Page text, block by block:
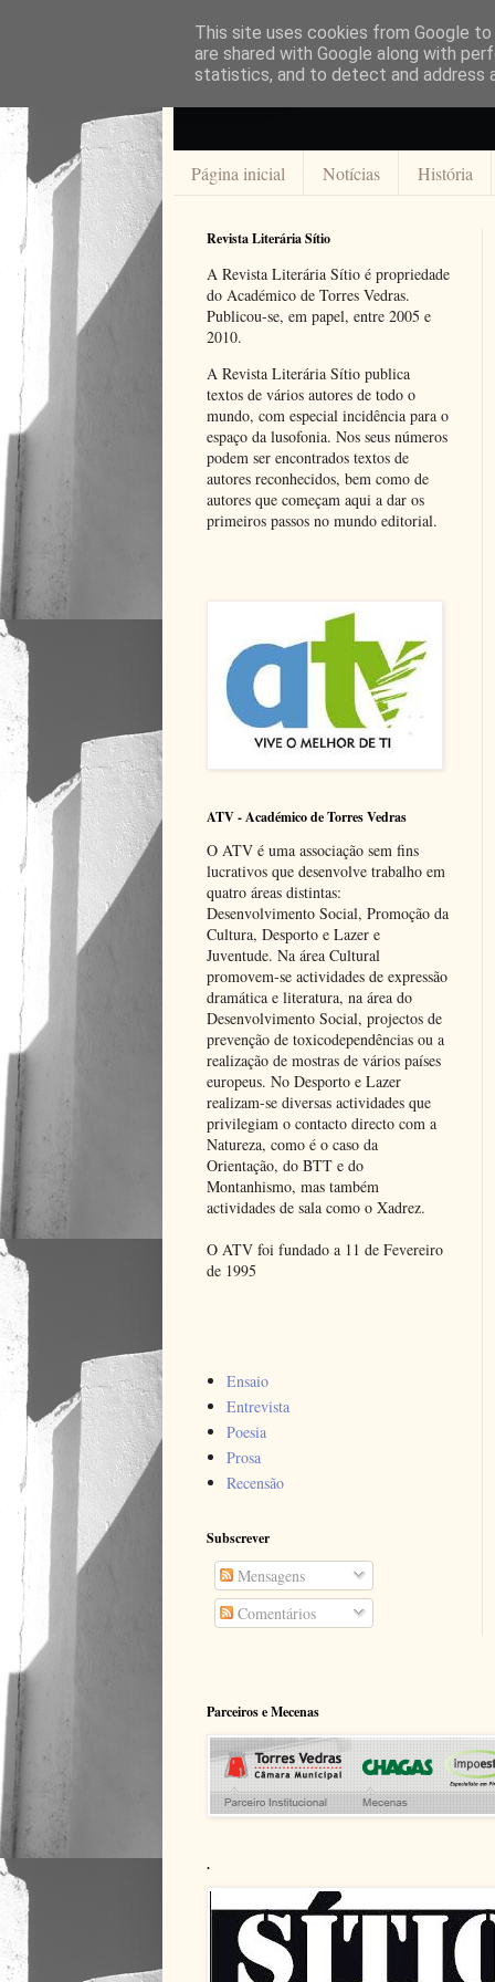
Página inicial Notícias História
Revista Literária Sítio
A Revista Literária Sítio é propriedade
do Académico de Torres Vedras.
Publicou-se, em papel, entre 2005 e
2010.
A Revista Literária Sítio publica
textos de vários autores de todo o
mundo, com especial incidência para o
espaço da lusofonia. Nos seus números
podem ser encontrados textos de
autores reconhecidos, bem como de
autores que começam aqui a dar os
primeiros passos no mundo editorial.
ATV - Académico de Torres Vedras
O ATV é uma associação sem fins
lucrativos que desenvolve trabalho em
quatro áreas distintas:
Desenvolvimento Social, Promoção da
Cultura, Desporto e Lazer e
Juventude. Na área Cultural
promovem-se actividades de expressão
dramática e literatura, na área do
Desenvolvimento Social, projectos de
prevenção de toxicodependências ou a
realização de mostras de vários países
europeus. No Desporto e Lazer
realizam-se diversas actividades que
privilegiam o contacto directo com a
Natureza, como é o caso da
Orientação, do BTT e do
Montanhismo, mas também
actividades de sala como o Xadrez.
O ATV foi fundado a 11 de Fevereiro
de 1995
Ensaio
Entrevista
Poesia
Prosa
Recensão
Subscrever
Mensagens
Comentários
Parceiros e Mecenas
.
This site uses cookies from Google
are shared with Google along with
statistics, and to detect and address